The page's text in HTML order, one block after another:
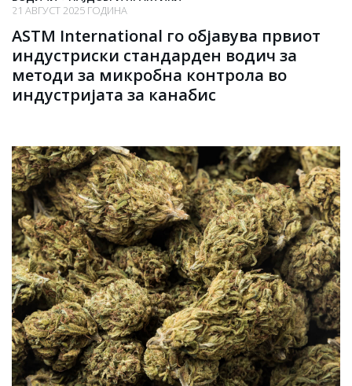
21 АВГУСТ 2025 ГОДИНА
ASTM International го објавува првиот
индустриски стандарден водич за
методи за микробна контрола во
индустријата за канабис